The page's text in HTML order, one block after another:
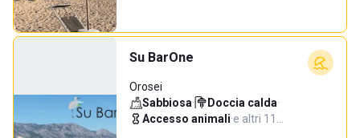
Su BarOne
Orosei
Sabbiosa· Doccia calda·
Accesso animali·e altri 11…